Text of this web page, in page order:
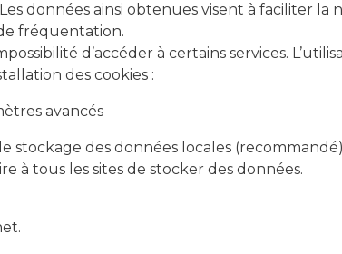
données ainsi obtenues visent à faciliter
fréquentation.
d’accéder à certains services.
des cookies :
avancés
stockage des données locales
à tous les sites de stocker des données.